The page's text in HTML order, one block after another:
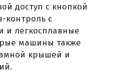
доступ с кнопкой
контроль с
и легкосплавные
машины также
крышей и